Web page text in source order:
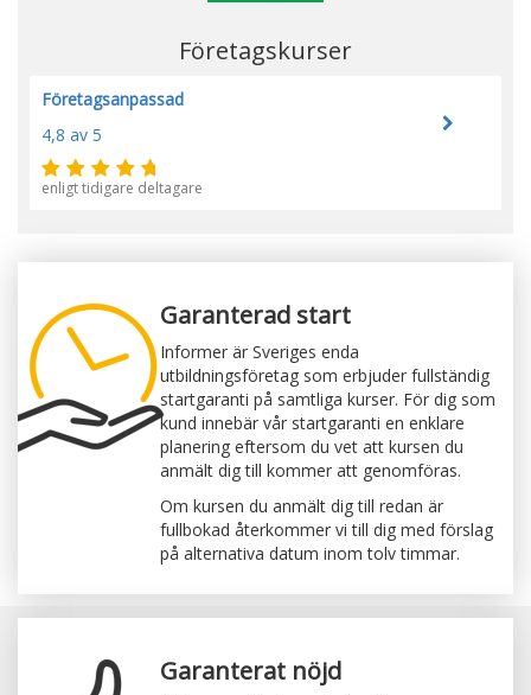
Företagskurser
Företagsanpassad
4,8 av 5
enligt tidigare deltagare
Garanterad start
Informer är Sveriges enda
utbildningsföretag som erbjuder fullständig
startgaranti på samtliga kurser. För dig som
kund innebär vår startgaranti en enklare
planering eftersom du vet att kursen du
anmält dig till kommer att genomföras.
Om kursen du anmält dig till redan är
fullbokad återkommer vi till dig med förslag
på alternativa datum inom tolv timmar.
Garanterat nöjd